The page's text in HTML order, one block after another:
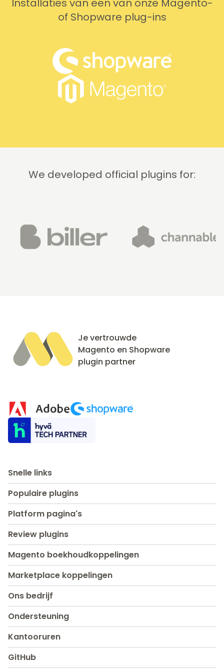
works. We
needed
occasions,
and it was
provided
and
this
requests,
Installaties van een van onze Magento-
of Shopware plug-ins
We developed official plugins for:
Je vertrouwde
Magento en Shopware
plugin partner
Snelle links
Populaire plugins
Platform pagina's
Review plugins
Magento boekhoudkoppelingen
Marketplace koppelingen
Ons bedrijf
Ondersteuning
Kantooruren
GitHub